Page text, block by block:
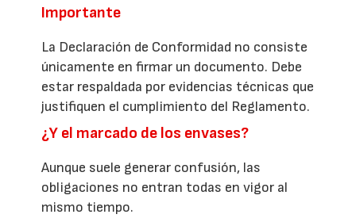
Importante
La Declaración de Conformidad no consiste
únicamente en firmar un documento. Debe
estar respaldada por evidencias técnicas que
justifiquen el cumplimiento del Reglamento.
¿Y el marcado de los envases?
Aunque suele generar confusión, las
obligaciones no entran todas en vigor al
mismo tiempo.